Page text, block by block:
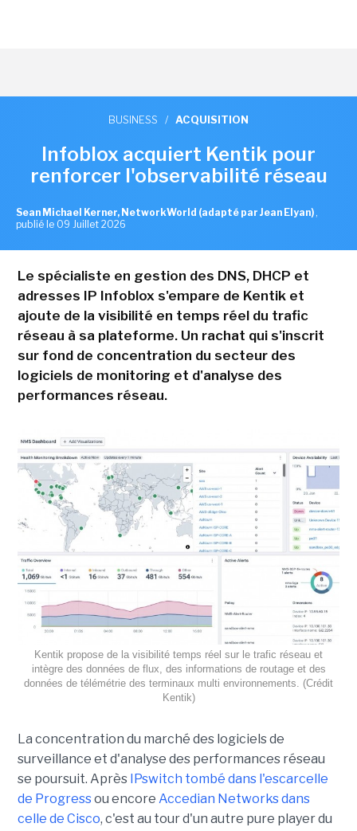
BUSINESS / ACQUISITION
Infoblox acquiert Kentik pour
renforcer l'observabilité réseau
Sean Michael Kerner, NetworkWorld (adapté par Jean Elyan) ,
publié le 09 Juillet 2026
Le spécialiste en gestion des DNS, DHCP et
adresses IP Infoblox s'empare de Kentik et
ajoute de la visibilité en temps réel du trafic
réseau à sa plateforme. Un rachat qui s'inscrit
sur fond de concentration du secteur des
logiciels de monitoring et d'analyse des
performances réseau.
Kentik propose de la visibilité temps réel sur le trafic réseau et
intègre des données de flux, des informations de routage et des
données de télémétrie des terminaux multi environnements. (Crédit
Kentik)
La concentration du marché des logiciels de
surveillance et d'analyse des performances réseau
se poursuit. Après IPswitch tombé dans l'escarcelle
de Progressou encore Accedian Networks dans
celle de Cisco, c'est au tour d'un autre pure player du